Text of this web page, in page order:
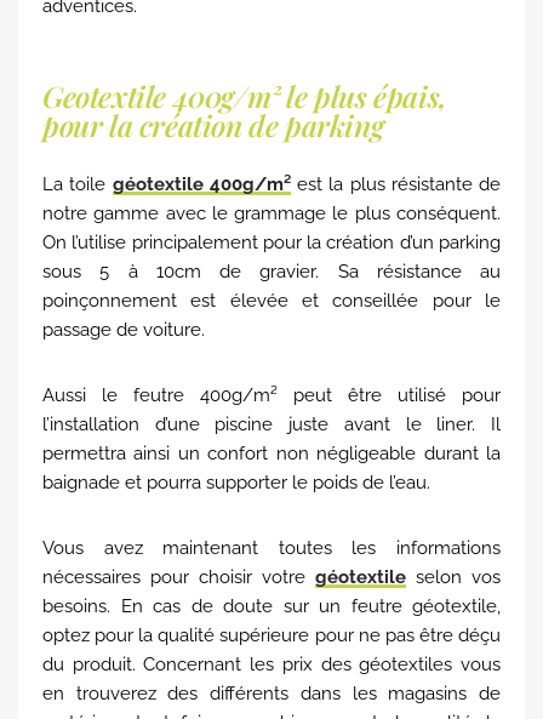
adventices.
Geotextile 400g/m² le plus épais,
pour la création de parking
La toile géotextile 400g/m²est la plus résistante de
notre gamme avec le grammage le plus conséquent.
On l’utilise principalement pour la création d’un parking
sous 5 à 10cm de gravier. Sa résistance au
poinçonnement est élevée et conseillée pour le
passage de voiture.
Aussi le feutre 400g/m² peut être utilisé pour
l’installation d’une piscine juste avant le liner. Il
permettra ainsi un confort non négligeable durant la
baignade et pourra supporter le poids de l’eau.
Vous avez maintenant toutes les informations
nécessaires pour choisir votre géotextile selon vos
besoins. En cas de doute sur un feutre géotextile,
optez pour la qualité supérieure pour ne pas être déçu
du produit. Concernant les prix des géotextiles vous
en trouverez des différents dans les magasins de